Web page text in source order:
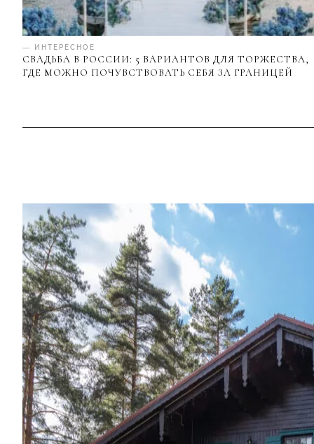
— ИНТЕРЕСНОЕ
СВАДЬБА В РОССИИ: 5 ВАРИАНТОВ ДЛЯ ТОРЖЕСТВА,
ГДЕ МОЖНО ПОЧУВСТВОВАТЬ СЕБЯ ЗА ГРАНИЦЕЙ